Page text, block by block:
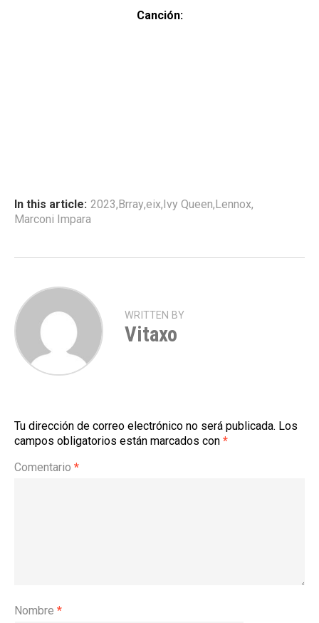
Canción:
In this article: 2023,Brray,eix,Ivy Queen,Lennox,
Marconi Impara
WRITTEN BY
Vitaxo
Tu dirección de correo electrónico no será publicada. Los
campos obligatorios están marcados con *
Comentario *
Nombre *